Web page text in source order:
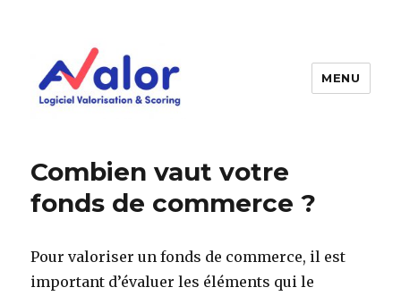
et fonds de commerce
MENU
Combien vaut votre
fonds de commerce ?
Pour valoriser un fonds de commerce, il est
important d’évaluer les éléments qui le